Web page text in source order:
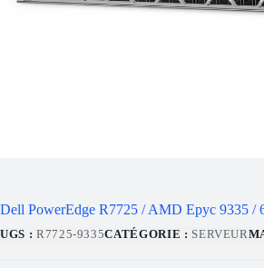
Dell PowerEdge R7725 / AMD Epyc 9335 /
UGS : R7725-9335CATÉGORIE : SERVEUR